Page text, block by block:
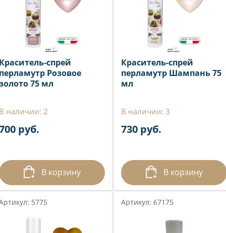
спрей
Розовое
75 мл
наличии: 2
руб.
В корзину
Краситель-спрей
перламутр Шампань 75
мл
В наличии: 3
730 руб.
В корзину
5775 Артикул: 67175